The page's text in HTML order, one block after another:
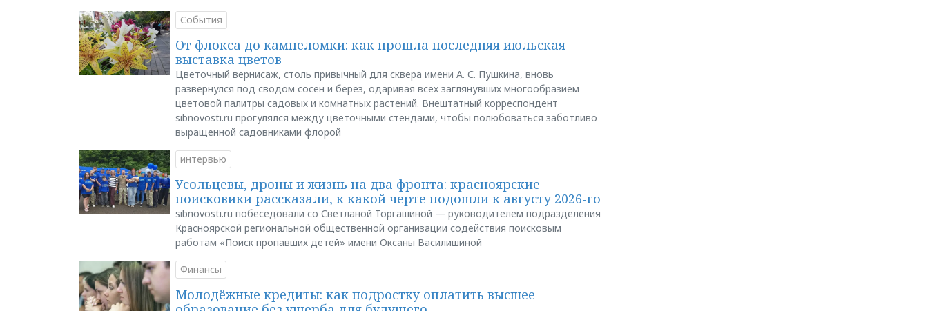
События
От флокса до камнеломки: как прошла последняя июльская
выставка цветов
Цветочный вернисаж, столь привычный для сквера имени А. С. Пушкина, вновь
развернулся под сводом сосен и берёз, одаривая всех заглянувших многообразием
цветовой палитры садовых и комнатных растений. Внештатный корреспондент
sibnovosti.ru прогулялся между цветочными стендами, чтобы полюбоваться заботливо
выращенной садовниками флорой
интервью
Усольцевы, дроны и жизнь на два фронта: красноярские
поисковики рассказали, к какой черте подошли к августу 2026-го
sibnovosti.ru побеседовали со Светланой Торгашиной — руководителем подразделения
Красноярской региональной общественной организации содействия поисковым
работам «Поиск пропавших детей» имени Оксаны Василишиной
Финансы
Молодёжные кредиты: как подростку оплатить высшее